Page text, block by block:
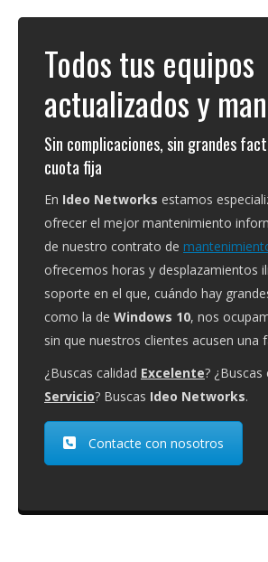
Todos tus equipos
actualizados y
Sin complicaciones, sin grandes
cuota fija
En Ideo Networks estamos
ofrecer el mejor mantenimiento
de nuestro contrato de
ofrecemos horas y desplazamientos
soporte en el que, cuándo hay
como la de Windows 10, nos
sin que nuestros clientes acusen una
¿Buscas calidad Excelente? ¿Buscas
Servicio? Buscas Ideo Networks.
Contacte con nosotros